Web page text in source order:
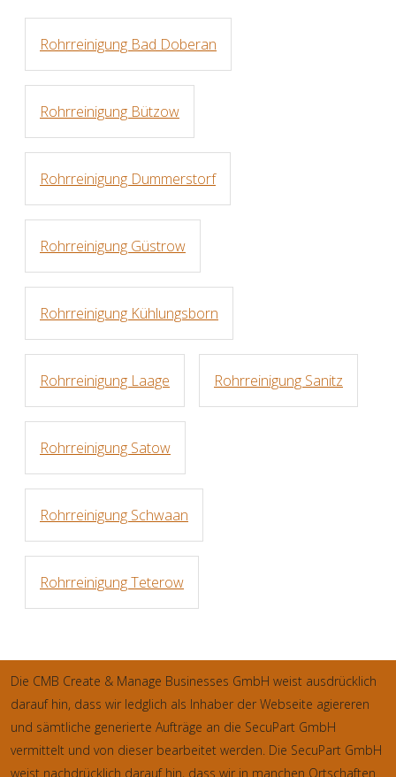
Rohrreinigung Bad Doberan
Rohrreinigung Bützow
Rohrreinigung Dummerstorf
Rohrreinigung Güstrow
Rohrreinigung Kühlungsborn
Rohrreinigung Laage Rohrreinigung Sanitz
Rohrreinigung Satow
Rohrreinigung Schwaan
Rohrreinigung Teterow
Die CMB Create & Manage Businesses GmbH weist ausdrücklich
darauf hin, dass wir ledglich als Inhaber der Webseite agiereren
und sämtliche generierte Aufträge an die SecuPart GmbH
vermittelt und von dieser bearbeitet werden. Die SecuPart GmbH
weist nachdrücklich darauf hin, dass wir in manchen Ortschaften